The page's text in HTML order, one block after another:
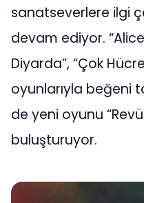
sanatseverlere ilgi
devam ediyor.
Diyarda”, “Çok
oyunlarıyla beğeni
de yeni oyunu
buluşturuyor.